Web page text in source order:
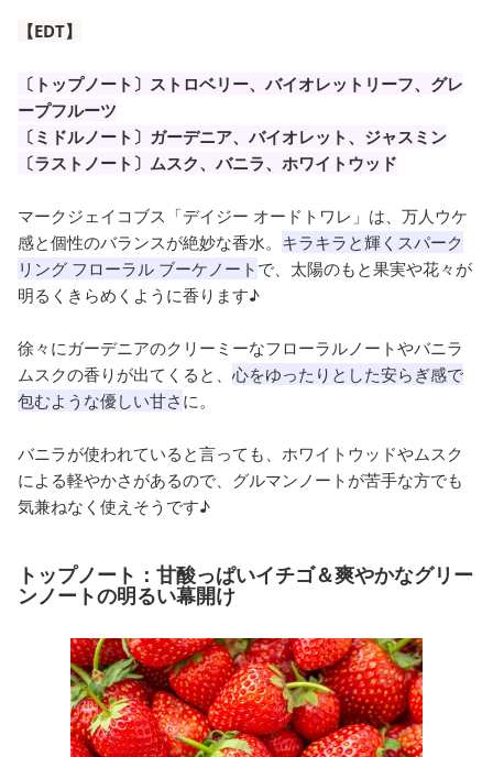
【EDT】
〔トップノート〕ストロベリー、バイオレットリーフ、グレ
ープフルーツ
〔ミドルノート〕ガーデニア、バイオレット、ジャスミン
〔ラストノート〕ムスク、バニラ、ホワイトウッド
マークジェイコブス「デイジー オードトワレ」は、万人ウケ
感と個性のバランスが絶妙な香水。 キラキラと輝くスパーク
リング フローラル ブーケノート で、太陽のもと果実や花々が
明るくきらめくように香ります♪
徐々にガーデニアのクリーミーなフローラルノートやバニラ
ムスクの香りが出てくると、 心をゆったりとした安らぎ感で
包むような優しい甘さ に。
バニラが使われていると言っても、ホワイトウッドやムスク
による軽やかさがあるので、グルマンノートが苦手な方でも
気兼ねなく使えそうです♪
トップノート：甘酸っぱいイチゴ＆爽やかなグリー
ンノートの明るい幕開け